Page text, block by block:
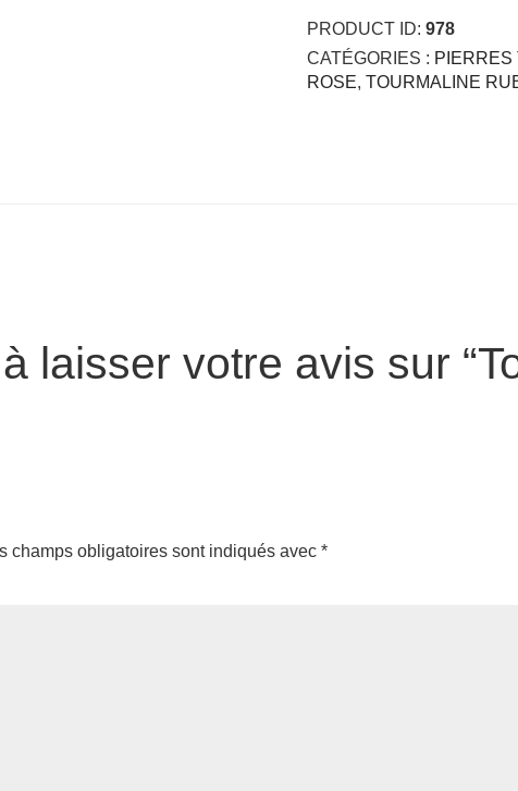
PRODUCT ID: 978
CATÉGORIES : PIERRES
ROSE, TOURMALINE
laisser votre avis sur
champs obligatoires sont indiqués avec *